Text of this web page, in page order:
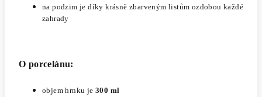
na podzim je díky krásně zbarveným listům ozdobou každé
zahrady
O porcelánu:
objem hrnku je 300 ml